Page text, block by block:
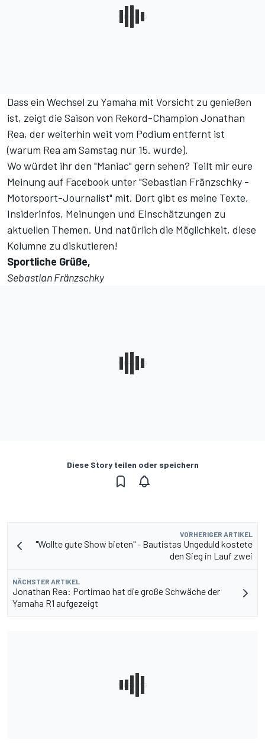
Dass ein Wechsel zu Yamaha mit Vorsicht zu genießen
ist, zeigt die Saison von Rekord-Champion Jonathan
Rea, der weiterhin weit vom Podium entfernt ist
(warum Rea am Samstag nur 15. wurde).
Wo würdet ihr den "Maniac" gern sehen? Teilt mir eure
Meinung auf Facebook unter"Sebastian Fränzschky -
Motorsport-Journalist" mit. Dort gibt es meine Texte,
Insiderinfos, Meinungen und Einschätzungen zu
aktuellen Themen. Und natürlich die Möglichkeit, diese
Kolumne zu diskutieren!
Sportliche Grüße,
Sebastian Fränzschky
Diese Story teilen oder speichern
VORHERIGER ARTIKEL
"Wollte gute Show bieten" - Bautistas Ungeduld kostete
den Sieg in Lauf zwei
NÄCHSTER ARTIKEL
Jonathan Rea: Portimao hat die große Schwäche der
Yamaha R1 aufgezeigt